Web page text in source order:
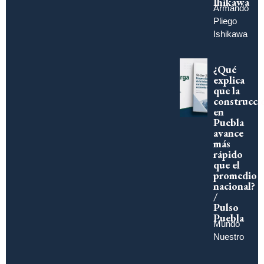
Armando
Pliego
Ishikawa
¿Qué
explica
que la
en
Puebla
avance
más
rápido
que el
promedio
nacional?
/
Pulso
Puebla
Mundo
Nuestro